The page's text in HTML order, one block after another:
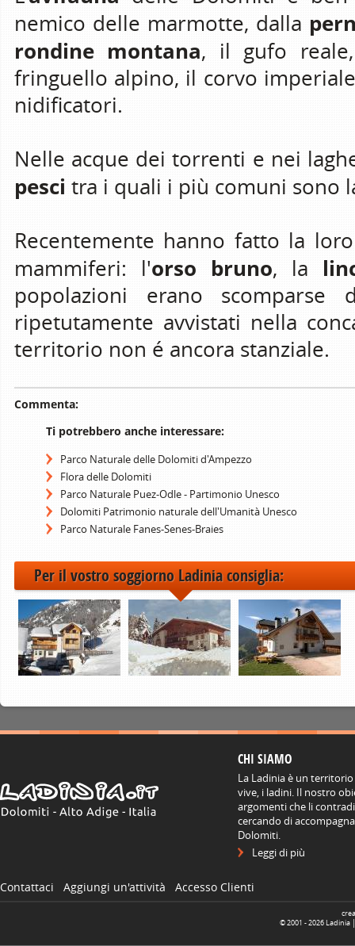
nemico delle marmotte, dalla
rondine montana, il gufo
fringuello alpino, il corvo
nidificatori.
Nelle acque dei torrenti e nei
pesci tra i quali i più comuni sono
Recentemente hanno fatto la
mammiferi: l'orso bruno, la
popolazioni erano
ripetutamente avvistati nella
territorio non é ancora stanziale.
Commenta:
Ti potrebbero anche interessare:
Parco Naturale delle Dolomiti d'Ampezzo
Flora delle Dolomiti
Parco Naturale Puez-Odle - Partimonio Unesco
Dolomiti Patrimonio naturale dell'Umanità Unesco
Parco Naturale Fanes-Senes-Braies
Per il vostro soggiorno Ladinia consiglia:
CHI SIAMO
La Ladinia è un
vive, i ladini. Il nostro
argomenti che li
cercando di
Dolomiti.
Leggi di più
Contattaci Aggiungi un'attività Accesso Clienti
© 2001 -2026 Ladinia